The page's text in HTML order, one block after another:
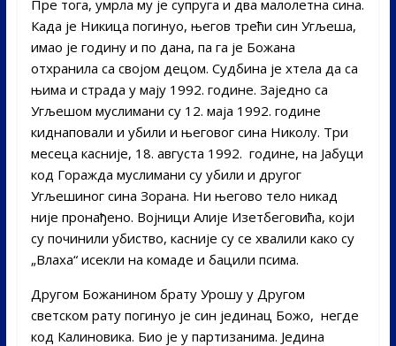
Пре тога, умрла му је супруга и два малолетна сина.
Када је Никица погинуо, његов трећи син Угљеша,
имао је годину и по дана, па га је Божана
отхранила са својом децом. Судбина је хтела да са
њима и страда у мају 1992. године. Заједно са
Угљешом муслимани су 12. маја 1992. године
киднаповали и убили и његовог сина Николу. Три
месеца касније, 18. августа 1992. године, на Јабуци
код Горажда муслимани су убили и другог
Угљешиног сина Зорана. Ни његово тело никад
није пронађено. Војници Алије Изетбеговића, који
су починили убиство, касније су се хвалили како су
„Влаха“ исекли на комаде и бацили псима.
Другом Божанином брату Урошу у Другом
светском рату погинуо је син јединац Божо, негде
код Калиновика. Био је у партизанима. Једина